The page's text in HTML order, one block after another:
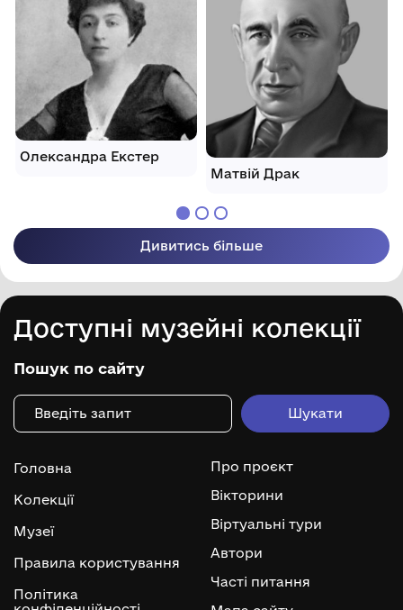
Олександра Екстер
Матвій Драк
Дивитись більше
Доступні музейні колекції
Пошук по сайту
Головна
Колекції
Музеї
Правила користування
Політика
Про проєкт
Вікторини
Віртуальні тури
Автори
Часті питання